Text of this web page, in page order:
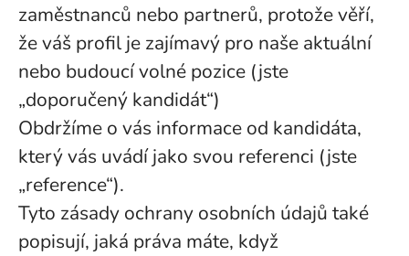
zaměstnanců nebo partnerů, protože věří,
že váš profil je zajímavý pro naše aktuální
nebo budoucí volné pozice (jste
„doporučený kandidát“)
Obdržíme o vás informace od kandidáta,
který vás uvádí jako svou referenci (jste
„reference“).
Tyto zásady ochrany osobních údajů také
popisují, jaká práva máte, když